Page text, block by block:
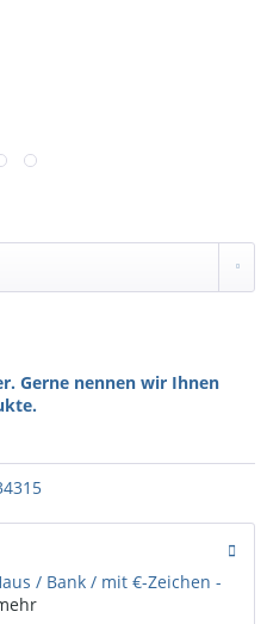
Gerne nennen wir Ihnen
/ Bank / mit €-Zeichen -